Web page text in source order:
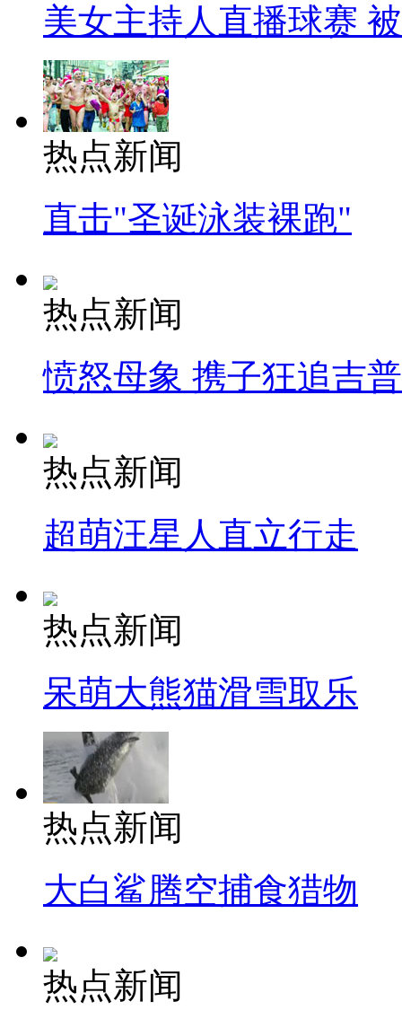
美女主持人直播球赛
热点新闻
直击"圣诞泳装裸跑"
热点新闻
愤怒母象 携子狂追吉
热点新闻
超萌汪星人直立行走
热点新闻
呆萌大熊猫滑雪取乐
热点新闻
大白鲨腾空捕食猎物
热点新闻